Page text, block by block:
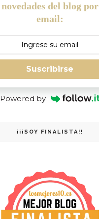
novedades del blog por
email:
Suscribirse
Powered by
¡¡¡SOY FINALISTA!!